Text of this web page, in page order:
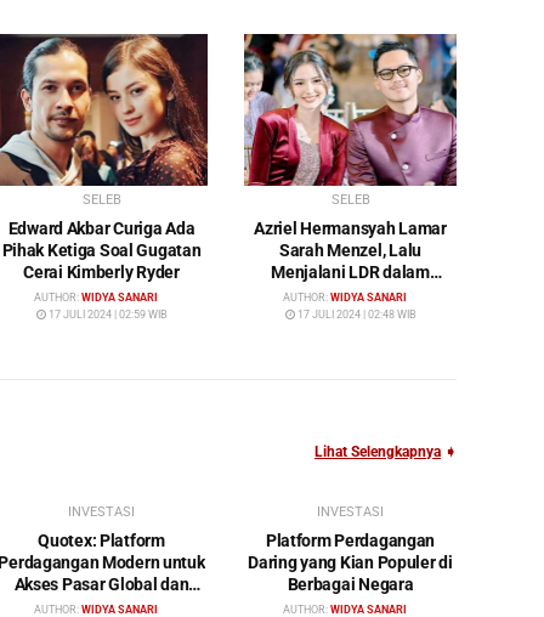
SELEB
Edward Akbar Curiga Ada
Pihak Ketiga Soal Gugatan
Cerai Kimberly Ryder
AUTHOR: WIDYA SANARI
17 JULI 2024 | 02:59 WIB
SELEB
Azriel Hermansyah Lamar
Sarah Menzel, Lalu
Menjalani LDR dalam
Waktu yang Cukup Lama
AUTHOR: WIDYA SANARI
17 JULI 2024 | 02:48 WIB
Lihat Selengkapnya ➧
INVESTASI
Quotex: Platform
Modern untuk
Akses Pasar Global dan
Investasi Cerdas
AUTHOR: WIDYA SANARI
INVESTASI
Platform Perdagangan
Daring yang Kian Populer di
Berbagai Negara
AUTHOR: WIDYA SANARI